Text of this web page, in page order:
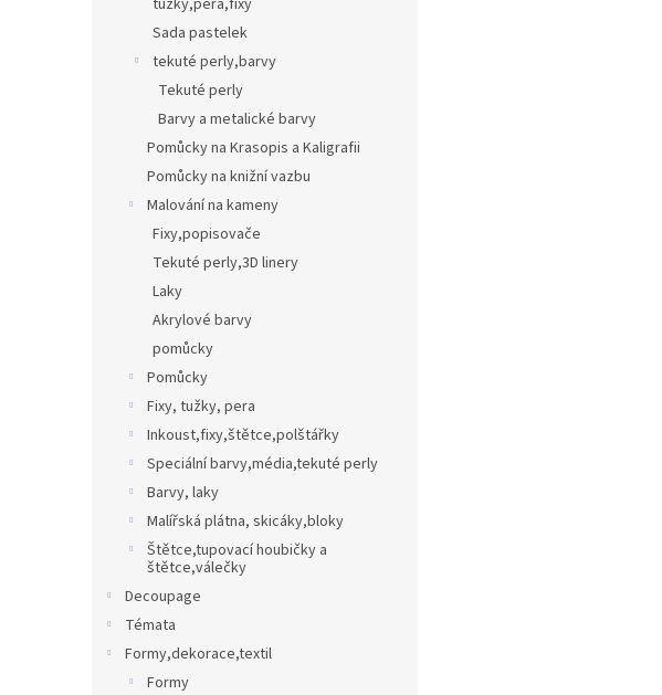
tužky,pera,fixy
Sada pastelek
tekuté perly,barvy
Tekuté perly
Barvy a metalické barvy
Pomůcky na Krasopis a Kaligrafii
Pomůcky na knižní vazbu
Malování na kameny
Fixy,popisovače
Tekuté perly,3D linery
Laky
Akrylové barvy
pomůcky
Pomůcky
Fixy, tužky, pera
Inkoust,fixy,štětce,polštářky
Speciální barvy,média,tekuté perly
Barvy, laky
Malířská plátna, skicáky,bloky
Štětce,tupovací houbičky a
štětce,válečky
Decoupage
Témata
Formy,dekorace,textil
Formy